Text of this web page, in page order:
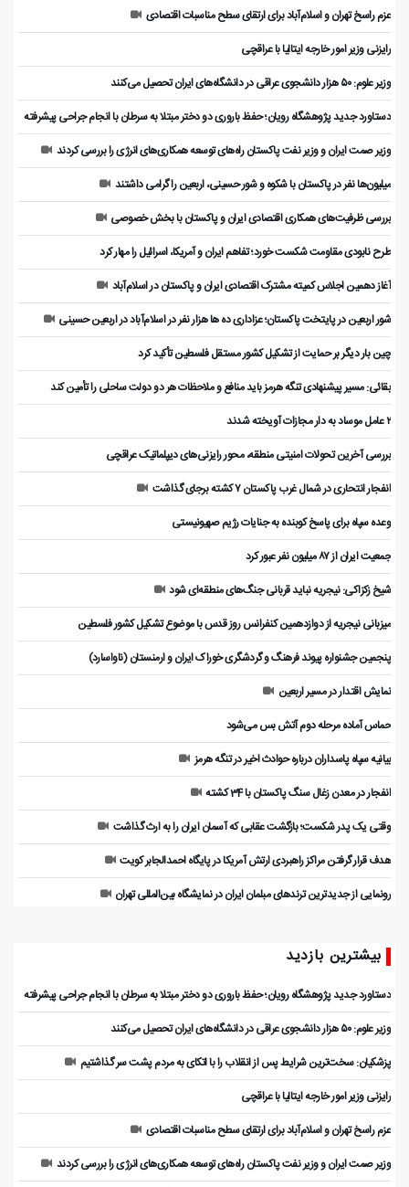
عزم راسخ تهران و اسلام‌آباد برای ارتقای سطح مناسبات اقتصادی
رایزنی وزیر امور خارجه ایتالیا با عراقچی
وزیر علوم: ۵۰ هزار دانشجوی عراقی در دانشگاه‌های ایران تحصیل می‌کنند
دستاورد جدید پژوهشگاه رویان؛ حفظ باروری دو دختر مبتلا به سرطان با انجام جراحی پیشرفته
وزیر صمت ایران و وزیر نفت پاکستان راه‌های توسعه همکاری‌های انرژی را بررسی کردند
میلیون‌ها نفر در پاکستان با شکوه و شور حسینی، اربعین را گرامی داشتند
بررسی ظرفیت‌های همکاری اقتصادی ایران و پاکستان با بخش خصوصی
طرح نابودی مقاومت شکست خورد؛ تفاهم ایران و آمریکا، اسرائیل را مهار کرد
آغاز دهمین اجلاس کمیته مشترک اقتصادی ایران و پاکستان در اسلام‌آباد
شور اربعین در پایتخت پاکستان؛ عزاداری ده ها هزار نفر در اسلام‌آباد در اربعین حسینی
چین بار دیگر بر حمایت از تشکیل کشور مستقل فلسطین تأکید کرد
بقائی: مسیر پیشنهادی تنگه هرمز باید منافع و ملاحظات هر دو دولت ساحلی را تأمین کند
۲ عامل موساد به دار مجازات آویخته شدند
بررسی آخرین تحولات امنیتی منطقه، محور رایزنی‌های دیپلماتیک عراقچی
انفجار انتحاری در شمال غرب پاکستان ۷ کشته برجای گذاشت
وعده سپاه برای پاسخ کوبنده به جنایات رژیم صهیونیستی
جمعیت ایران از ۸۷ میلیون نفر عبور کرد
شیخ زکزاکی: نیجریه نباید قربانی جنگ‌های منطقه‌ای شود
میزبانی نیجریه از دوازدهمین کنفرانس روز قدس با موضوع تشکیل کشور فلسطین
پنجمین جشنواره پیوند فرهنگ و گردشگر‌ی خوراک ایران و ارمنستان (ناواسارد)
نمایش اقتدار در مسیر اربعین
حماس آماده مرحله دوم آتش بس می‌شود
بیانیه سپاه پاسداران درباره حوادث اخیر در تنگه هرمز
انفجار در معدن زغال سنگ پاکستان با 34 کشته
وقتی یک پدر شکست؛ بازگشت عقابی که آسمان ایران را به ارث گذاشت
هدف قرار گرفتن مراکز راهبردی ارتش آمریکا در پایگاه احمدالجابر کویت
رونمایی از جدیدترین ترندهای مبلمان ایران در نمایشگاه بین‌المللی تهران
بیشترین بازدید
دستاورد جدید پژوهشگاه رویان؛ حفظ باروری دو دختر مبتلا به سرطان با انجام جراحی پیشرفته
وزیر علوم: ۵۰ هزار دانشجوی عراقی در دانشگاه‌های ایران تحصیل می‌کنند
پزشکیان: سخت‌ترین شرایط پس از انقلاب را با اتکای به مردم پشت سر گذاشتیم
رایزنی وزیر امور خارجه ایتالیا با عراقچی
عزم راسخ تهران و اسلام‌آباد برای ارتقای سطح مناسبات اقتصادی
وزیر صمت ایران و وزیر نفت پاکستان راه‌های توسعه همکاری‌های انرژی را بررسی کردند